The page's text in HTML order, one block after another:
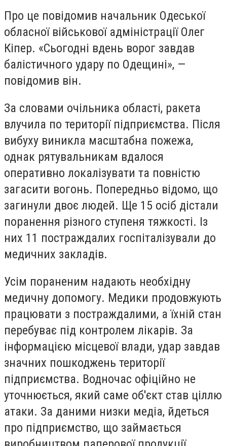
Про це повідомив начальник Одеської
обласної військової адміністрації Олег
Кіпер. «Сьогодні вдень ворог завдав
балістичного удару по Одещині», —
повідомив він.
За словами очільника області, ракета
влучила по території підприємства. Після
вибуху виникла масштабна пожежа,
однак рятувальникам вдалося
оперативно локалізувати та повністю
загасити вогонь. Попередньо відомо, що
загинули двоє людей. Ще 15 осіб дістали
поранення різного ступеня тяжкості. Із
них 11 постраждалих госпіталізували до
медичних закладів.
Усім пораненим надають необхідну
медичну допомогу. Медики продовжують
працювати з постраждалими, а їхній стан
перебуває під контролем лікарів. За
інформацією місцевої влади, удар завдав
значних пошкоджень території
підприємства. Водночас офіційно не
уточнюється, який саме об'єкт став ціллю
атаки. За даними низки медіа, йдеться
про підприємство, що займається